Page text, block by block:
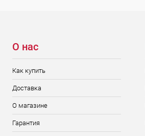
О нас
Как купить
Доставка
О магазине
Гарантия